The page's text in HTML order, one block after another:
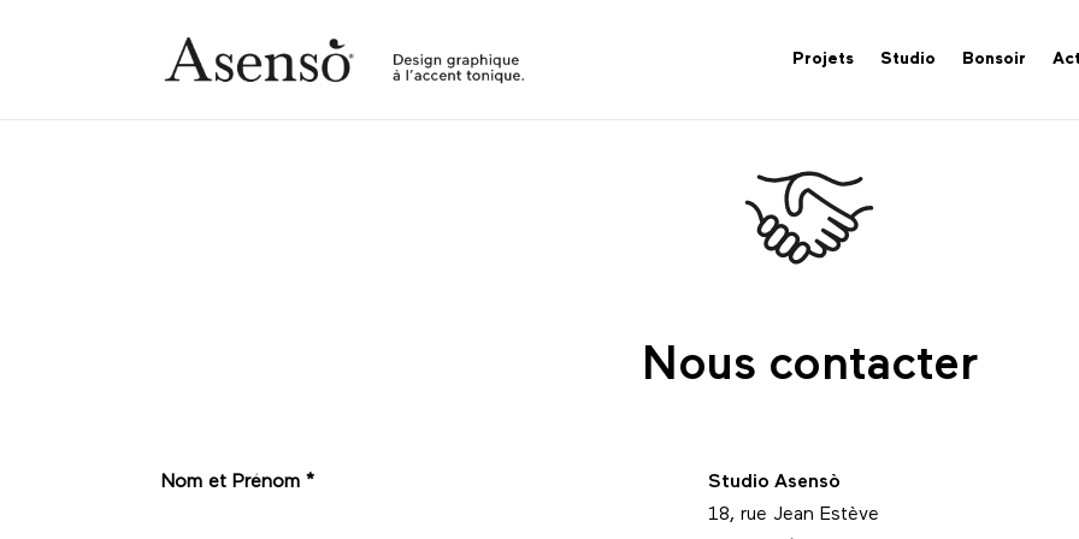
Projets Studio Bonsoir
Nous contacter
Nom et Prénom*
Studio Asensò
18, rue Jean Estève